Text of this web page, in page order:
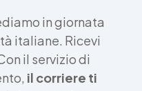
in giornata
italiane. Ricevi
il servizio di
il corriere ti